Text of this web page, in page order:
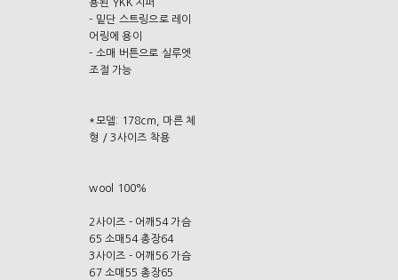
용된 YKK 지퍼
- 밑단 스트링으로 레이
어링에 용이
- 소매 버튼으로 실루엣
조절 가능
*모델: 178cm, 마른 체
형 / 3사이즈 착용
wool 100%
2사이즈 - 어깨54 가슴
65 소매54 총장64
3사이즈 - 어깨56 가슴
67 소매55 총장65